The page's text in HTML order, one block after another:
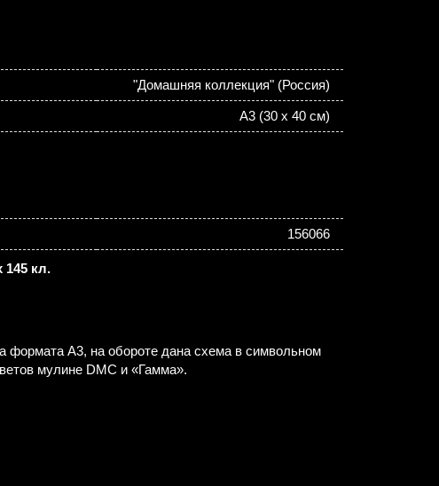
"Домашняя коллекция" (Россия)
А3 (30 х 40 см)
156066
145 кл.
формата А3, на обороте дана схема в символьном
мулине DMC и «Гамма».